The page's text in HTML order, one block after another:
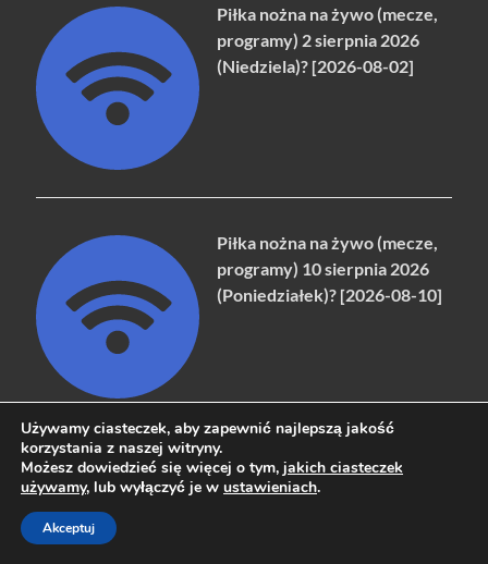
Piłka nożna na żywo (mecze,
programy) 2 sierpnia 2026
(Niedziela)? [2026-08-02]
Piłka nożna na żywo (mecze,
programy) 10 sierpnia 2026
(Poniedziałek)? [2026-08-10]
Piłka nożna na żywo (mecze,
programy) 1 sierpnia 2026
Używamy ciasteczek, aby zapewnić najlepszą jakość
korzystania z naszej witryny.
Możesz dowiedzieć się więcej o tym, jakich ciasteczek
używamy, lub wyłączyć je w ustawieniach.
Akceptuj